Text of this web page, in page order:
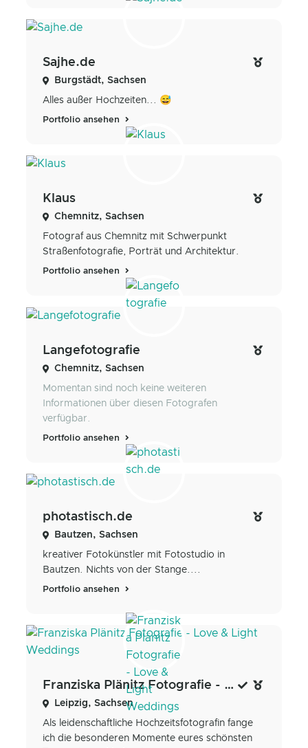
Sajhe.de
Burgstädt, Sachsen
Alles außer Hochzeiten... 😅
Portfolio ansehen
Klaus
Chemnitz, Sachsen
Fotograf aus Chemnitz mit Schwerpunkt
Straßenfotografie, Porträt und Architektur.
Portfolio ansehen
Langefotografie
Chemnitz, Sachsen
Momentan sind noch keine weiteren
Informationen über diesen Fotografen
verfügbar.
Portfolio ansehen
photastisch.de
Bautzen, Sachsen
kreativer Fotokünstler mit Fotostudio in
Bautzen. Nichts von der Stange....
Portfolio ansehen
Franziska Plänitz Fotografie - Love & Light Weddings
Leipzig, Sachsen
Als leidenschaftliche Hochzeitsfotografin fange
ich die besonderen Momente eures schönsten